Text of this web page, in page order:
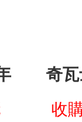
奇
收